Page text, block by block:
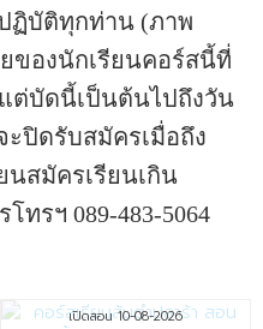
ฏิบัติทุกท่าน (ภาพ
ของนักเรียนคอร์สนี้ที่
ต่บัดนี้เป็นต้นไปถึงวัน
ะปิดรับสมัครเมื่อถึง
นสมัครเรียนเกิน
ทรฯ 089-483-5064
เปิดสอน 10-08-2026